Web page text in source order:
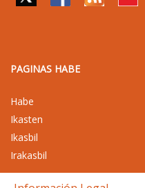
PAGINAS HABE
Habe
Ikasten
Ikasbil
Irakasbil